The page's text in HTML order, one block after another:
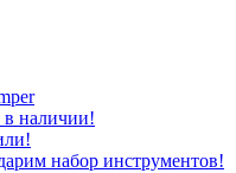
наличии!
набор инструментов!